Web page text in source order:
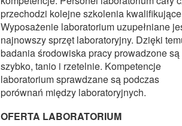
przechodzi kolejne szkolenia
Wyposażenie laboratorium uzupełniane
najnowszy sprzęt laboratoryjny. Dzięki
badania środowiska pracy prowadzone są
szybko, tanio i rzetelnie. Kompetencje
laboratorium sprawdzane są podczas
porównań między laboratoryjnych.
OFERTA LABORATORIUM